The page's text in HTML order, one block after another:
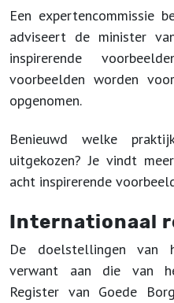
Een expertencommissie
adviseert de minister
inspirerende
voorbeelden worden
opgenomen.
Benieuwd welke
uitgekozen? Je vindt
acht inspirerende
Internationaal
De doelstellingen van
verwant aan die van
Register van Goede